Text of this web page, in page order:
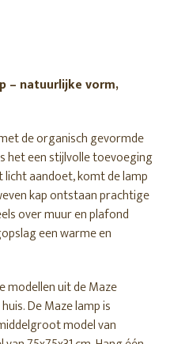
– natuurlijke vorm,
de organisch gevormde
het een stijlvolle toevoeging
aandoet, komt de lamp
kap ontstaan prachtige
over muur en plafond
een warme en
modellen uit de Maze
De Maze lamp is
model van